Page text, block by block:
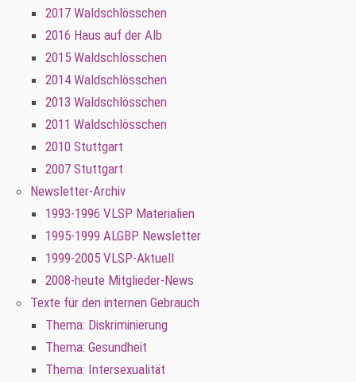
2017 Waldschlösschen
2016 Haus auf der Alb
2015 Waldschlösschen
2014 Waldschlösschen
2013 Waldschlösschen
2011 Waldschlösschen
2010 Stuttgart
2007 Stuttgart
Newsletter-Archiv
1993-1996 VLSP Materialien
1995-1999 ALGBP Newsletter
1999-2005 VLSP-Aktuell
2008-heute Mitglieder-News
Texte für den internen Gebrauch
Thema: Diskriminierung
Thema: Gesundheit
Thema: Intersexualität